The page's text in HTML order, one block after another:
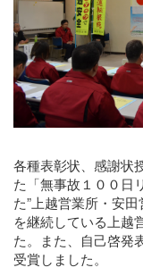
各種表彰状、感謝状
た「無事故１００日
た”上越営業所・安
を継続している上越
た。また、自己啓発
受賞しました。